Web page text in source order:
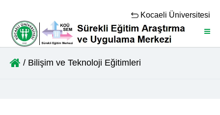
Kocaeli Üniversitesi
/ Bilişim ve Teknoloji Eğitimleri